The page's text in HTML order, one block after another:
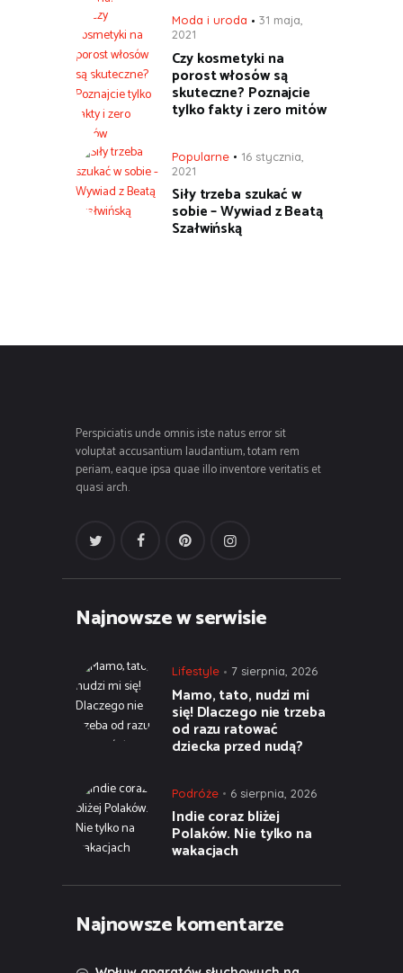
Moda i uroda
31 maja,
2021
Czy kosmetyki na
porost włosów są
skuteczne? Poznajcie
tylko fakty i zero mitów
Popularne
16 stycznia,
2021
Siły trzeba szukać w
sobie – Wywiad z Beatą
Szałwińską
Perspiciatis unde omnis iste natus error sit
voluptat accusantium laudantium, totam rem
periam, eaque ipsa quae illo inventore veritatis et
quasi arch.
Najnowsze w serwisie
Lifestyle 7 sierpnia, 2026
Mamo, tato, nudzi mi
się! Dlaczego nie trzeba
od razu ratować
dziecka przed nudą?
Podróże 6 sierpnia, 2026
Indie coraz bliżej
Polaków. Nie tylko na
wakacjach
Najnowsze komentarze